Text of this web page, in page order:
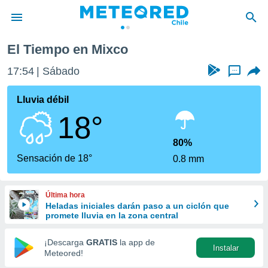
de
por
se
calidad.
a este
las
y
forma
digital
basada
El Tiempo en Mixco
17:54 Sábado ...
Lluvia débil
18°
Sensación de 18°
80%
0.8 mm
Última hora
Heladas iniciales darán paso a un ciclón que
promete lluvia en la zona central
¡Descarga GRATIS la app de
Meteored!
Instalar